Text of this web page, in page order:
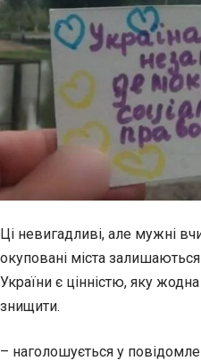
Ці невигадливі, але мужні
окуповані міста
України є цінністю, яку
знищити.
– наголошується у